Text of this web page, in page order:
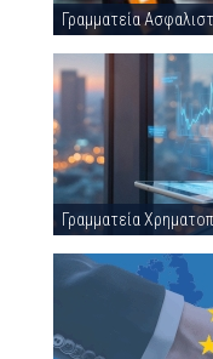
Γραμματεία
Γραμματεία